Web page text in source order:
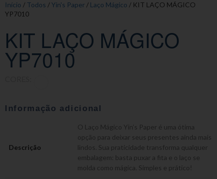
Início / Todos /Yin's Paper / Laço Mágico / KIT LAÇO MÁGICO
YP7010
KIT LAÇO MÁGICO
YP7010
Informação adicional
Descrição
O Laço Mágico Yin’s Paper é uma ótima
opção para deixar seus presentes ainda mais
lindos. Sua praticidade transforma qualquer
embalagem: basta puxar a fita e o laço se
molda como mágica. Simples e prático!